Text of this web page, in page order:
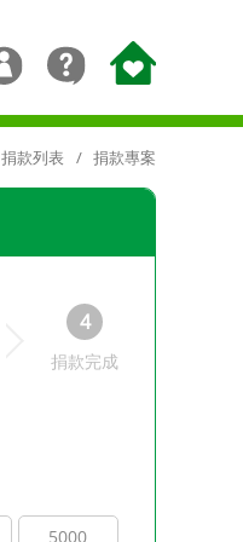
捐款列表 捐款專案
4
捐款完成
5000